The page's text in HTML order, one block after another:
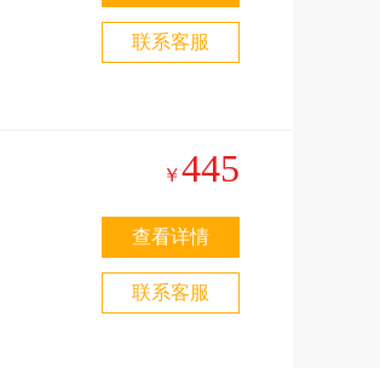
联系客服
￥445
查看详情
联系客服